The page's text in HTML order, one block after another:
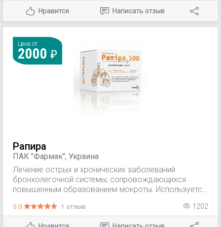
Нравится Написать отзыв
Цена от
2000
Рапира
ПАК "Фармак", Украина
Лечение острых и хронических заболеваний
бронхолегочной системы, сопровождающихся
повышенным образованием мокроты. Используется
5.0 1 отзыв 1202